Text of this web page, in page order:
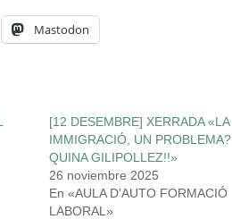
Mastodon
[12 DESEMBRE] XERRADA «LA
IMMIGRACIÓ, UN PROBLEMA?
QUINA GILIPOLLEZ!!»
26 noviembre 2025
En «AULA D'AUTO FORMACIÓ
LABORAL»